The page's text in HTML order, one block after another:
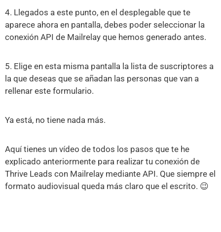
4. Llegados a este punto, en el desplegable que te
aparece ahora en pantalla, debes poder seleccionar la
conexión API de Mailrelay que hemos generado antes.
5. Elige en esta misma pantalla la lista de suscriptores a
la que deseas que se añadan las personas que van a
rellenar este formulario.
Ya está, no tiene nada más.
Aquí tienes un vídeo de todos los pasos que te he
explicado anteriormente para realizar tu conexión de
Thrive Leads con Mailrelay mediante API. Que siempre el
formato audiovisual queda más claro que el escrito. 😉